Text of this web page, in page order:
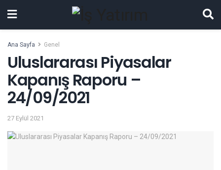
Ana Sayfa Genel
Uluslararası Piyasalar
Kapanış Raporu –
24/09/2021
27 Eylül 2021